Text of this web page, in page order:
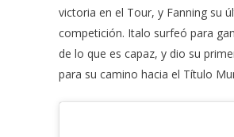
victoria en el Tour, y Fanning su
competición. Italo surfeó para
de lo que es capaz, y dio su
para su camino hacia el Título